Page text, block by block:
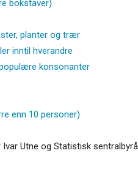
bokstaver)
planter og trær
inntil hverandre
konsonanter
enn 10 personer)
Utne og Statistisk sentralbyrå.